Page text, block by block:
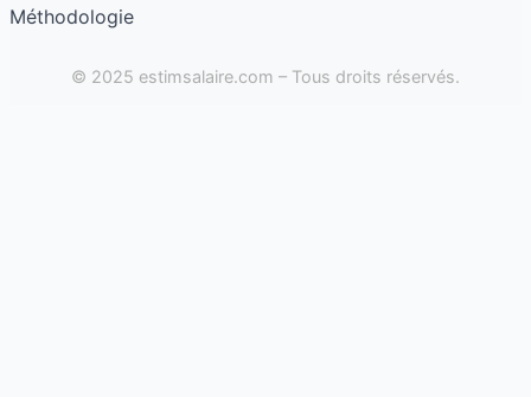
Méthodologie
© 2025 estimsalaire.com – Tous droits réservés.